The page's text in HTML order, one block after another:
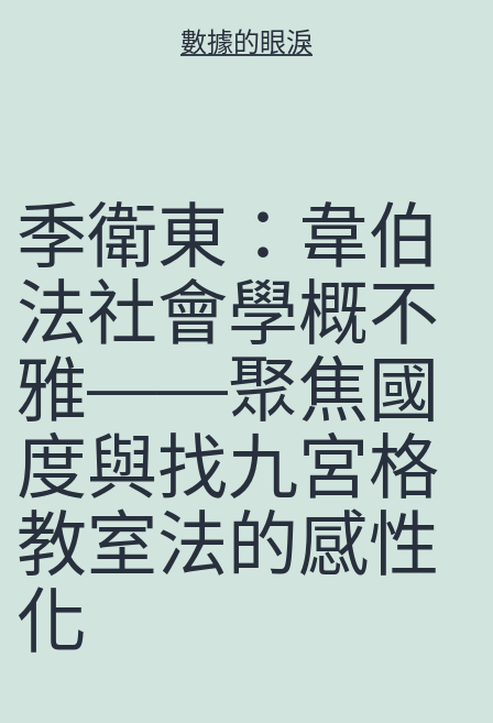
數據的眼淚
季衛東：韋伯
法社會學概不
雅——聚焦國
度與找九宮格
教室法的感性
化